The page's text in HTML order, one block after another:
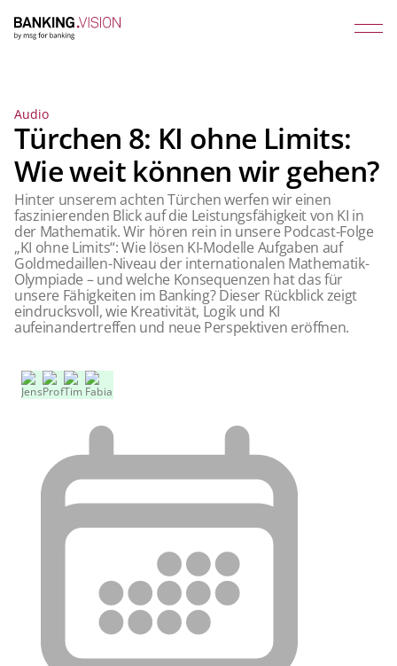
Audio
Türchen 8: KI ohne Limits:
Wie weit können wir gehen?
Hinter unserem achten Türchen werfen wir einen
faszinierenden Blick auf die Leistungsfähigkeit von KI in
der Mathematik. Wir hören rein in unsere Podcast-Folge
„KI ohne Limits“: Wie lösen KI-Modelle Aufgaben auf
Goldmedaillen-Niveau der internationalen Mathematik-
Olympiade – und welche Konsequenzen hat das für
unsere Fähigkeiten im Banking? Dieser Rückblick zeigt
eindrucksvoll, wie Kreativität, Logik und KI
aufeinandertreffen und neue Perspektiven eröffnen.